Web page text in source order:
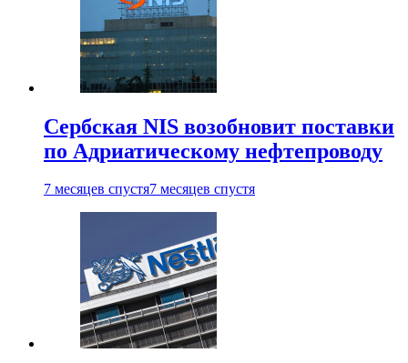
Сербская NIS возобновит поставки
по Адриатическому нефтепроводу
7 месяцев спустя7 месяцев спустя